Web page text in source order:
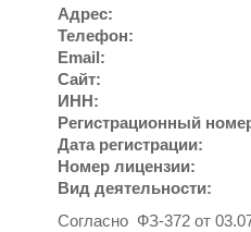
Адрес:
Телефон:
Email:
Сайт:
ИНН:
Регистрационный
Дата регистрации:
Номер лицензии:
Вид деятельности:
Согласно ФЗ-372 от